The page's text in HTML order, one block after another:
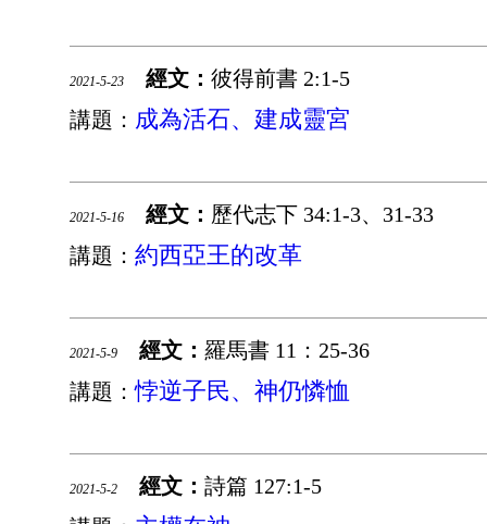
2021-5-23 經文： 彼得前書 2:1-5
講題： 成為活石、建成靈宮
2021-5-16 經文： 歷代志下 34:1-3、31-33
講題： 約西亞王的改革
2021-5-9 經文： 羅馬書 11：25-36
講題：悖逆子民、神仍憐恤
2021-5-2 經文： 詩篇 127:1-5